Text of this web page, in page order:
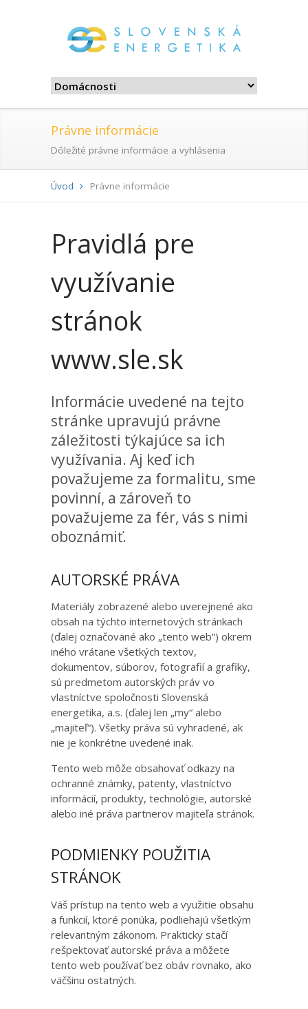
Právne informácie
Dôležité právne informácie a vyhlásenia
Úvod Právne informácie
Pravidlá pre
využívanie
stránok
www.sle.sk
Informácie uvedené na tejto
stránke upravujú právne
záležitosti týkajúce sa ich
využívania. Aj keď ich
považujeme za formalitu, sme
povinní, a zároveň to
považujeme za fér, vás s nimi
oboznámiť.
AUTORSKÉ PRÁVA
Materiály zobrazené alebo uverejnené ako
obsah na týchto internetových stránkach
(ďalej označované ako „tento web“) okrem
iného vrátane všetkých textov,
dokumentov, súborov, fotografií a grafiky,
sú predmetom autorských práv vo
vlastníctve spoločnosti Slovenská
energetika, a.s. (ďalej len „my“ alebo
„majiteľ“). Všetky práva sú vyhradené, ak
nie je konkrétne uvedené inak.
Tento web môže obsahovať odkazy na
ochranné známky, patenty, vlastníctvo
informácií, produkty, technológie, autorské
alebo iné práva partnerov majiteľa stránok.
PODMIENKY POUŽITIA
STRÁNOK
Váš prístup na tento web a využitie obsahu
a funkcií, ktoré ponúka, podliehajú všetkým
relevantným zákonom. Prakticky stačí
rešpektovať autorské práva a môžete
tento web používať bez obáv rovnako, ako
väčšinu ostatných.